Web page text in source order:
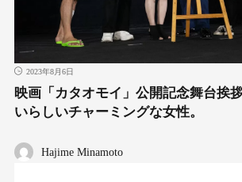
2023年8月6日
映画「カタオモイ」公開記念舞台挨
いらしいチャーミングな女性。
Hajime Minamoto